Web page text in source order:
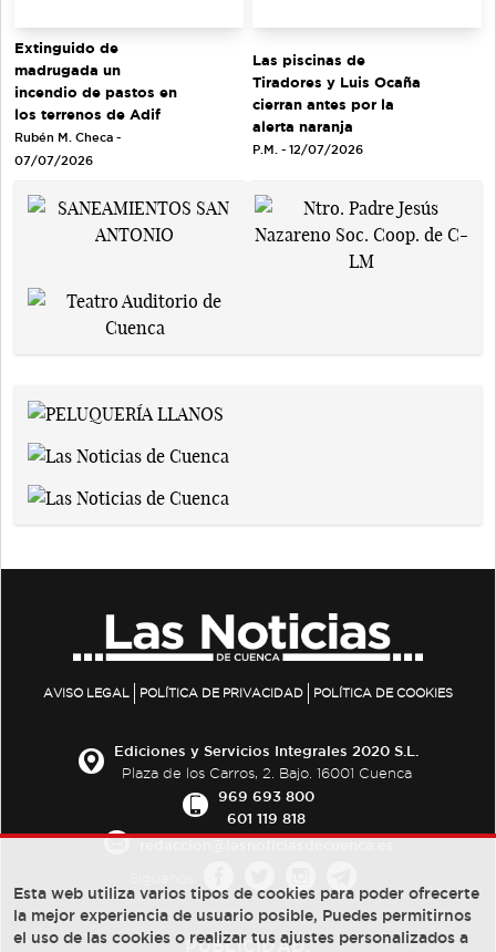
Extinguido de
madrugada un
incendio de pastos en
los terrenos de Adif
Rubén M. Checa -
07/07/2026
Las piscinas de
Tiradores y Luis Ocaña
cierran antes por la
alerta naranja
P.M. - 12/07/2026
AVISO LEGAL POLÍTICA DE PRIVACIDAD POLÍTICA DE COOKIES
Ediciones y Servicios Integrales 2020 S.L.
Plaza de los Carros, 2. Bajo. 16001 Cuenca
969 693 800
601 119 818
PUBLICIDAD:
Esta web utiliza varios tipos de cookies para poder ofrecerte
la mejor experiencia de usuario posible, Puedes permitirnos
el uso de las cookies o realizar tus ajustes personalizados a